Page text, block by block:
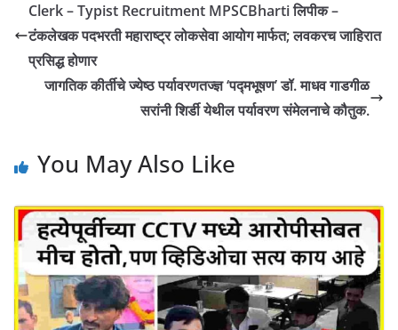
Clerk – Typist Recruitment MPSCBharti लिपीक –
टंकलेखक पदभरती महाराष्ट्र लोकसेवा आयोग मार्फत; लवकरच जाहिरात
प्रसिद्ध होणार
जागतिक कीर्तीचे ज्येष्ठ पर्यावरणतज्ज्ञ ‘पद्मभूषण’ डॉ. माधव गाडगीळ
सरांनी शिर्डी येथील पर्यावरण संमेलनाचे कौतुक.
You May Also Like